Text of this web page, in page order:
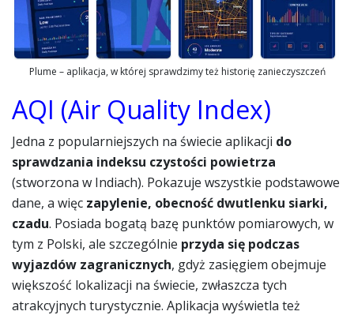
Plume – aplikacja, w której sprawdzimy też historię zanieczyszczeń
AQI (Air Quality Index)
Jedna z popularniejszych na świecie aplikacji do
sprawdzania indeksu czystości powietrza
(stworzona w Indiach). Pokazuje wszystkie podstawowe
dane, a więc zapylenie, obecność dwutlenku siarki,
czadu. Posiada bogatą bazę punktów pomiarowych, w
tym z Polski, ale szczególnie przyda się podczas
wyjazdów zagranicznych, gdyż zasięgiem obejmuje
większość lokalizacji na świecie, zwłaszcza tych
atrakcyjnych turystycznie. Aplikacja wyświetla też